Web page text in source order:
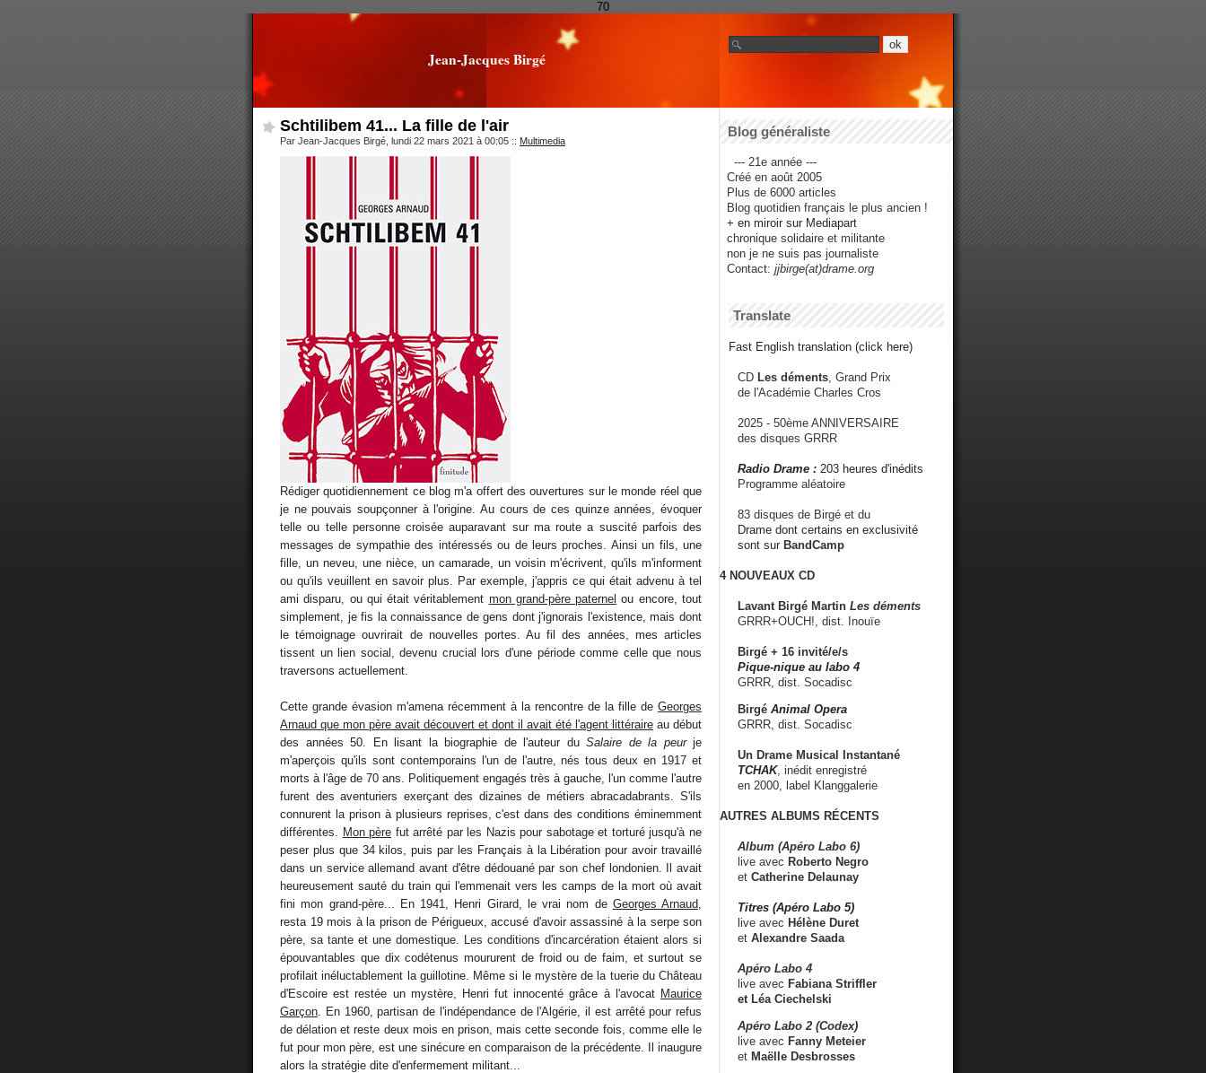
70
Jean-Jacques Birgé
Schtilibem 41... La fille de l'air
Par Jean-Jacques Birgé, lundi 22 mars 2021 à 00:05 :: Multimedia
Rédiger quotidiennement ce blog m'a offert des ouvertures sur le monde réel que
je ne pouvais soupçonner à l'origine. Au cours de ces quinze années, évoquer
telle ou telle personne croisée auparavant sur ma route a suscité parfois des
messages de sympathie des intéressés ou de leurs proches. Ainsi un fils, une
fille, un neveu, une nièce, un camarade, un voisin m'écrivent, qu'ils m'informent
ou qu'ils veuillent en savoir plus. Par exemple, j'appris ce qui était advenu à tel
ami disparu, ou qui était véritablement mon grand-père paternel ou encore, tout
simplement, je fis la connaissance de gens dont j'ignorais l'existence, mais dont
le témoignage ouvrirait de nouvelles portes. Au fil des années, mes articles
tissent un lien social, devenu crucial lors d'une période comme celle que nous
traversons actuellement.
Cette grande évasion m'amena récemment à la rencontre de la fille de Georges
Arnaud que mon père avait découvert et dont il avait été l'agent littéraire au début
des années 50. En lisant la biographie de l'auteur du Salaire de la peurje
m'aperçois qu'ils sont contemporains l'un de l'autre, nés tous deux en 1917 et
morts à l'âge de 70 ans. Politiquement engagés très à gauche, l'un comme l'autre
furent des aventuriers exerçant des dizaines de métiers abracadabrants. S'ils
connurent la prison à plusieurs reprises, c'est dans des conditions éminemment
différentes.
Mon père fut arrêté par les Nazis pour sabotage et torturé jusqu'à ne
peser plus que 34 kilos, puis par les Français à la Libération pour avoir travaillé
dans un service allemand avant d'être dédouané par son chef londonien. Il avait
heureusement sauté du train qui l'emmenait vers les camps de la mort où avait
fini mon grand-père... En 1941, Henri Girard, le vrai nom de Georges Arnaud
resta 19 mois à la prison de Périgueux, accusé d'avoir assassiné à la serpe son
père, sa tante et une domestique. Les conditions d'incarcération étaient alors si
épouvantables que dix codétenus moururent de froid ou de faim, et surtout se
profilait inéluctablement la guillotine. Même si le mystère de la tuerie du Château
d'Escoire est restée un mystère, Henri fut innocenté grâce à l'avocat Maurice
Garçon . En 1960, partisan de l'indépendance de l'Algérie, il est arrêté pour refus
de délation et reste deux mois en prison, mais cette seconde fois, comme elle le
fut pour mon père, est une sinécure en comparaison de la précédente. Il inaugure
alors la stratégie dite d'enfermement militant...
Blog généraliste
--- 21e année ---
Créé en août 2005
Plus de 6000 articles
Blog quotidien français le plus ancien !
+ en miroir sur Mediapart
chronique solidaire et militante
non je ne suis pas journaliste
Contact: jjbirge(at)drame.org
Translate
Fast English translation (click here)
CD Les déments , Grand Prix
de l'Académie Charles Cros
2025 - 50ème ANNIVERSAIRE
des disques GRRR
Radio Drame : 203 heures d'inédits
Programme aléatoire
83 disques de Birgé et du
Drame dont certains en exclusivité
sont sur BandCamp
4 NOUVEAUX CD
Lavant Birgé Martin Les déments
GRRR+OUCH!, dist. Inouïe
Birgé + 16 invité/e/s
Pique-nique au labo 4
GRRR, dist. Socadisc
Birgé Animal Opera
GRRR, dist. Socadisc
Un Drame Musical Instantané
TCHAK, inédit enregistré
en 2000, label Klanggalerie
AUTRES ALBUMS RÉCENTS
Album (Apéro Labo 6)
live avec Roberto Negro
et Catherine Delaunay
Titres (Apéro Labo 5)
live avec Hélène Duret
et Alexandre Saada
Apéro Labo 4
live avec Fabiana Striffler
et Léa Ciechelski
Apéro Labo 2 (Codex)
live avec Fanny Meteier
et Maëlle Desbrosses